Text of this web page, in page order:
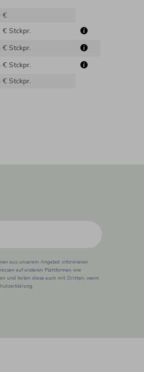
€
€Stckpr.
€Stckpr.
€Stckpr.
€Stckpr.
aus unserem Angebot informieren
auf anderen Plattformen wie
und teilen diese auch mit Dritten, wenn